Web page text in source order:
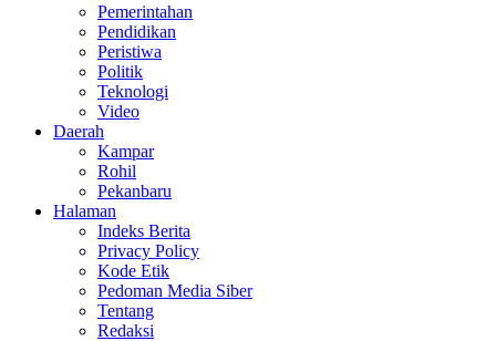
Pemerintahan
Pendidikan
Peristiwa
Politik
Teknologi
Video
Daerah
Kampar
Rohil
Pekanbaru
Halaman
Indeks Berita
Privacy Policy
Kode Etik
Pedoman Media Siber
Tentang
Redaksi